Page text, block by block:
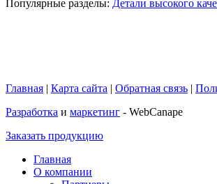
Популярные разделы: Детали высокого
Главная | Карта сайта | Обратная связь |
Разработка и маркетинг - WebCanape
Заказать продукцию
Главная
О компании